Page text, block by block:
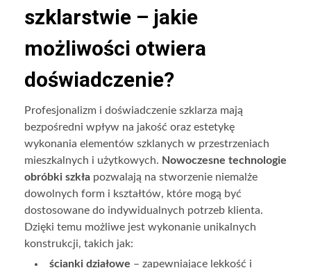
szklarstwie – jakie
możliwości otwiera
doświadczenie?
Profesjonalizm i doświadczenie szklarza mają
bezpośredni wpływ na jakość oraz estetykę
wykonania elementów szklanych w przestrzeniach
mieszkalnych i użytkowych. Nowoczesne technologie
obróbki szkła pozwalają na stworzenie niemalże
dowolnych form i kształtów, które mogą być
dostosowane do indywidualnych potrzeb klienta.
Dzięki temu możliwe jest wykonanie unikalnych
konstrukcji, takich jak:
ścianki działowe – zapewniające lekkość i